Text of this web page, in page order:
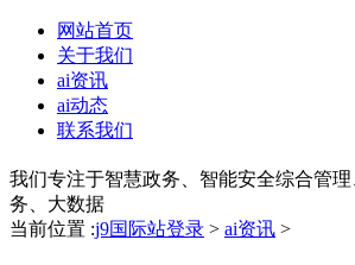
网站首页
关于我们
ai资讯
ai动态
联系我们
我们专注于智慧政务、智能安全综合管
务、大数据
当前位置 :j9国际站登录 > ai资讯 >